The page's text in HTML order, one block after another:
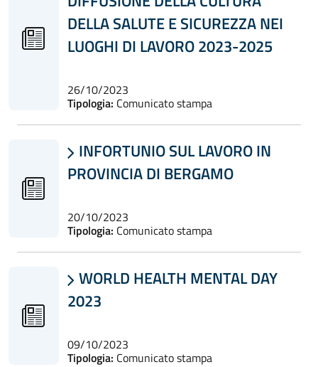
DELLA SALUTE E SICUREZZA NEI
LUOGHI DI LAVORO 2023-2025
26/10/2023
Tipologia: Comunicato stampa
 INFORTUNIO SUL LAVORO IN
PROVINCIA DI BERGAMO
20/10/2023
Tipologia: Comunicato stampa
 WORLD HEALTH MENTAL DAY
2023
09/10/2023
Tipologia: Comunicato stampa